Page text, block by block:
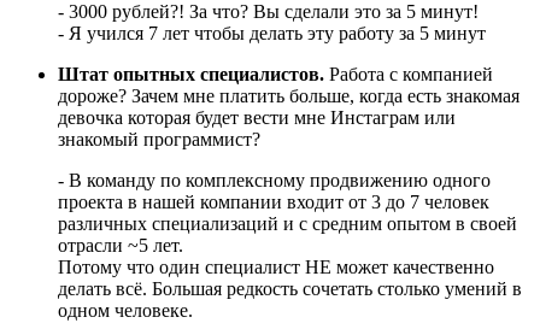
- 3000 рублей?! За что? Вы сделали это за 5 минут!
- Я учился 7 лет чтобы делать эту работу за 5 минут
Штат опытных специалистов. Работа с компанией
дороже? Зачем мне платить больше, когда есть знакомая
девочка которая будет вести мне Инстаграм или
знакомый программист?
- В команду по комплексному продвижению одного
проекта в нашей компании входит от 3 до 7 человек
различных специализаций и с средним опытом в своей
отрасли ~5 лет.
Потому что один специалист НЕ может качественно
делать всё. Большая редкость сочетать столько умений в
одном человеке.